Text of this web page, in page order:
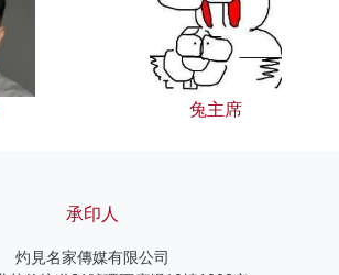
兔主席
承印人
灼見名家傳媒有限公司